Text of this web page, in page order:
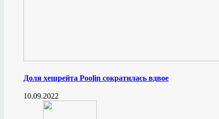
Доля хешрейта Poolin сократилась вдвое
10.09.2022